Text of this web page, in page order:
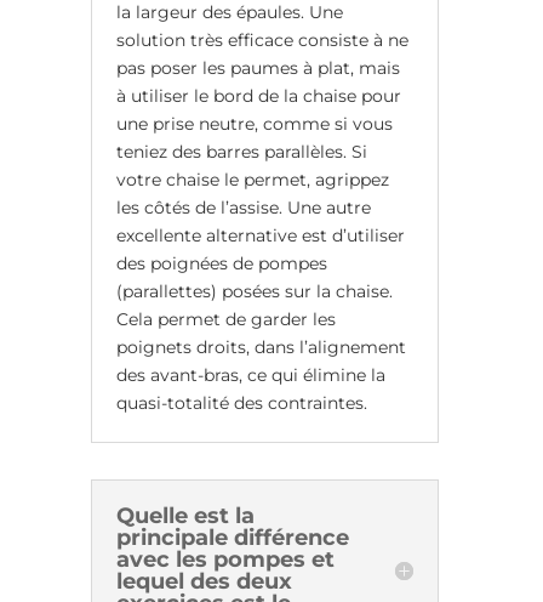
la largeur des épaules. Une
solution très efficace consiste à ne
pas poser les paumes à plat, mais
à utiliser le bord de la chaise pour
une prise neutre, comme si vous
teniez des barres parallèles. Si
votre chaise le permet, agrippez
les côtés de l’assise. Une autre
excellente alternative est d’utiliser
des poignées de pompes
(parallettes) posées sur la chaise.
Cela permet de garder les
poignets droits, dans l’alignement
des avant-bras, ce qui élimine la
quasi-totalité des contraintes.
Quelle est la
principale différence
avec les pompes et
lequel des deux